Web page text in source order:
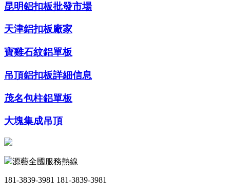
昆明鋁扣板批發市場
天津鋁扣板廠家
寶雞石紋鋁單板
吊頂鋁扣板詳細信息
茂名包柱鋁單板
大塊集成吊頂
源藝全國服務熱線
181-3839-3981 181-3839-3981